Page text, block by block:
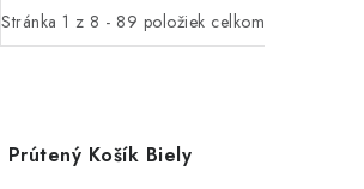
Stránka 1 z 8 - 89 položiek celkom
Prútený Košík Biely